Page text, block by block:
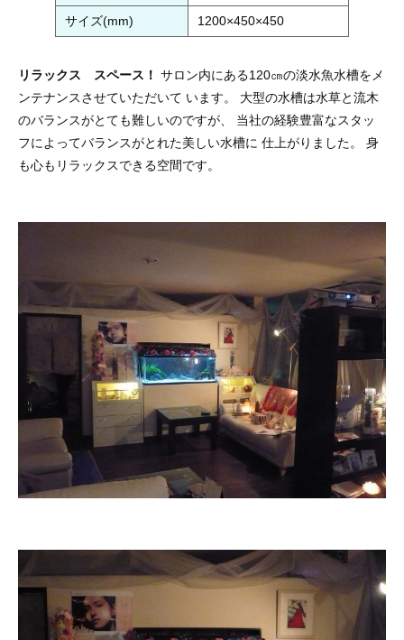
サイズ(mm) 1200×450×450
リラックス スペース！ サロン内にある120㎝の淡水魚水槽をメ
ンテナンスさせていただいて います。 大型の水槽は水草と流木
のバランスがとても難しいのですが、 当社の経験豊富なスタッ
フによってバランスがとれた美しい水槽に 仕上がりました。 身
も心もリラックスできる空間です。